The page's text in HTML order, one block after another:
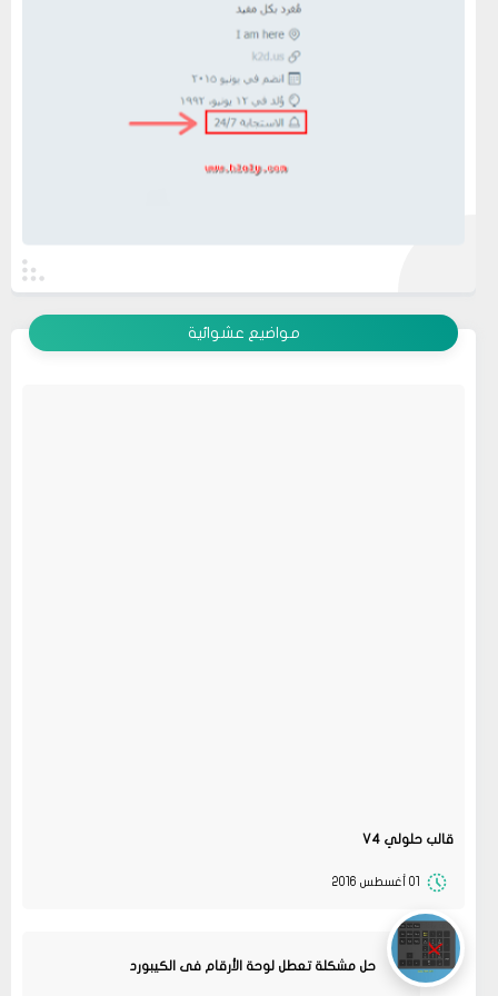
مواضيع عشوائية
قالب حلولي V4
01 أغسطس 2016
حل مشكلة تعطل لوحة الأرقام فى الكيبورد